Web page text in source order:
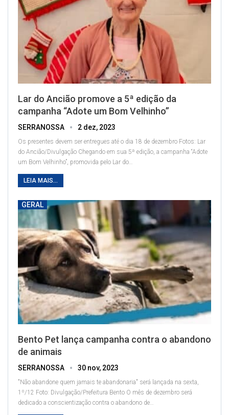
Lar do Ancião promove a 5ª edição da
campanha “Adote um Bom Velhinho”
SERRANOSSA 2 dez, 2023
Os presentes devem ser entregues até o dia 18 de dezembro Fotos: Lar
do Ancião/Divulgação Chegando em sua 5ª edição, a campanha “Adote
um Bom Velhinho”, promovida pelo Lar do…
LEIA MAIS...
GERAL
Bento Pet lança campanha contra o abandono
de animais
SERRANOSSA 30 nov, 2023
"Não abandone quem jamais te abandonaria" será lançada na sexta,
1º/12 Foto: Divulgação/Prefeitura Bento O mês de dezembro será
dedicado a conscientização contra o abandono de…